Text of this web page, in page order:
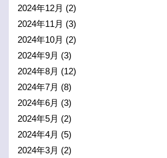
2024年12月 (2)
2024年11月 (3)
2024年10月 (2)
2024年9月 (3)
2024年8月 (12)
2024年7月 (8)
2024年6月 (3)
2024年5月 (2)
2024年4月 (5)
2024年3月 (2)